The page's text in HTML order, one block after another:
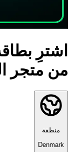
اشترِ
من متجر
منطقة
Denmark